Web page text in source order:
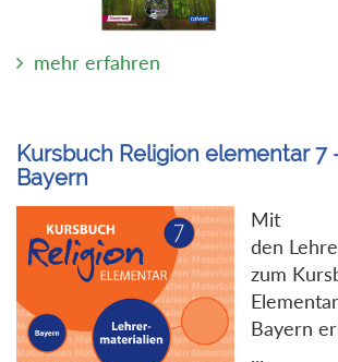
mehr erfahren
Kursbuch Religion elementar 7
Bayern
Mit
den
zum
Bayern
...